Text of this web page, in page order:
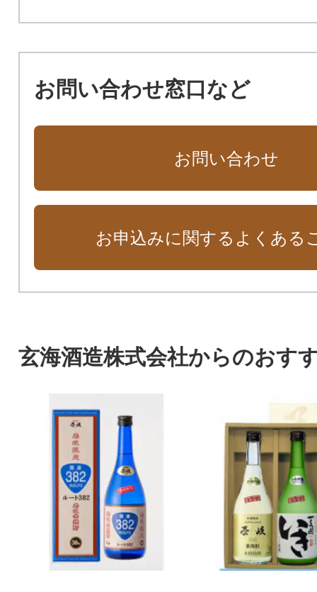
お問い合わせ窓口など
お問い合わせ
お申込みに関するよくある
玄海酒造株式会社からのおす